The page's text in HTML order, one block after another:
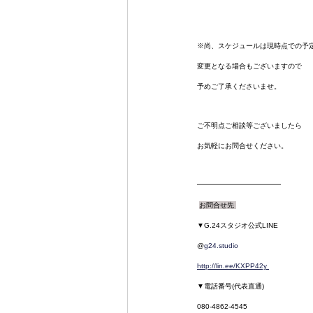
※尚、スケジュールは現時点での予
変更となる場合もございますので
予めご了承くださいませ。
ご不明点ご相談等ございましたら
お気軽にお問合せください。
━━━━━━━━━━━━
お問合せ先
▼G.24スタジオ公式LINE
@g24.studio
http://lin.ee/KXPP42y
▼電話番号(代表直通)
080-4862-4545